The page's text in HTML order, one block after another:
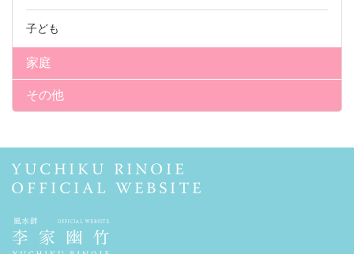
子ども
家庭
その他